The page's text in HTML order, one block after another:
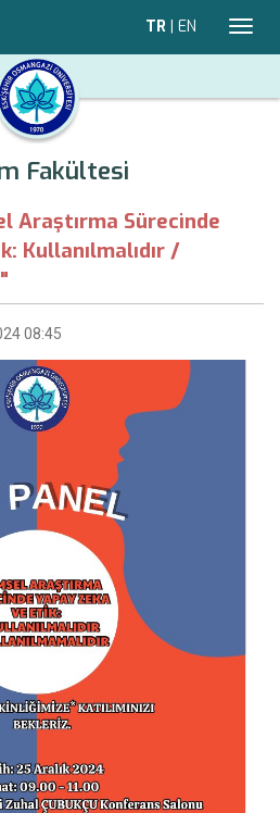
TR | EN
Fakültesi
Araştırma Sürecinde
Kullanılmalıdır /
08:45